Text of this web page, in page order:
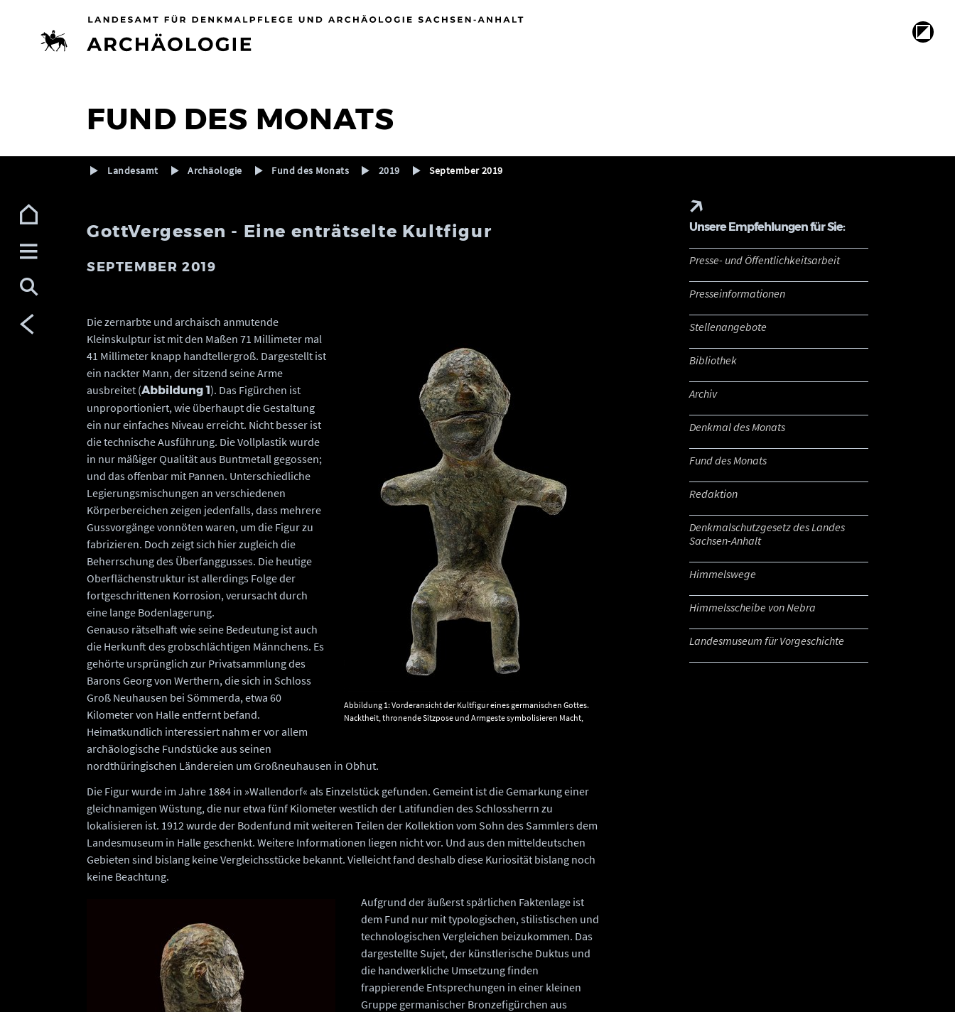
FUND DES MONATS
Landesamt Archäologie Fund des Monats 2019 September 2019
GottVergessen - Eine enträtselte Kultfigur
SEPTEMBER 2019
Abbildung 1: Vorderansicht der Kultfigur eines germanischen Gottes.
Nacktheit, thronende Sitzpose und Armgeste symbolisieren Macht,
Die zernarbte und archaisch anmutende
Kleinskulptur ist mit den Maßen 71 Millimeter mal
41 Millimeter knapp handtellergroß. Dargestellt ist
ein nackter Mann, der sitzend seine Arme
ausbreitet (Abbildung 1). Das Figürchen ist
unproportioniert, wie überhaupt die Gestaltung
ein nur einfaches Niveau erreicht. Nicht besser ist
die technische Ausführung. Die Vollplastik wurde
in nur mäßiger Qualität aus Buntmetall gegossen;
und das offenbar mit Pannen. Unterschiedliche
Legierungsmischungen an verschiedenen
Körperbereichen zeigen jedenfalls, dass mehrere
Gussvorgänge vonnöten waren, um die Figur zu
fabrizieren. Doch zeigt sich hier zugleich die
Beherrschung des Überfanggusses. Die heutige
Oberflächenstruktur ist allerdings Folge der
fortgeschrittenen Korrosion, verursacht durch
eine lange Bodenlagerung.
Genauso rätselhaft wie seine Bedeutung ist auch
die Herkunft des grobschlächtigen Männchens. Es
gehörte ursprünglich zur Privatsammlung des
Barons Georg von Werthern, die sich in Schloss
Groß Neuhausen bei Sömmerda, etwa 60
Kilometer von Halle entfernt befand.
Heimatkundlich interessiert nahm er vor allem
archäologische Fundstücke aus seinen
nordthüringischen Ländereien um Großneuhausen in Obhut.
Die Figur wurde im Jahre 1884 in »Wallendorf« als Einzelstück gefunden. Gemeint ist die Gemarkung einer
gleichnamigen Wüstung, die nur etwa fünf Kilometer westlich der Latifundien des Schlossherrn zu
lokalisieren ist. 1912 wurde der Bodenfund mit weiteren Teilen der Kollektion vom Sohn des Sammlers dem
Landesmuseum in Halle geschenkt. Weitere Informationen liegen nicht vor. Und aus den mitteldeutschen
Gebieten sind bislang keine Vergleichsstücke bekannt. Vielleicht fand deshalb diese Kuriosität bislang noch
keine Beachtung.
Aufgrund der äußerst spärlichen Faktenlage ist
dem Fund nur mit typologischen, stilistischen und
technologischen Vergleichen beizukommen. Das
dargestellte Sujet, der künstlerische Duktus und
die handwerkliche Umsetzung finden
frappierende Entsprechungen in einer kleinen
Gruppe germanischer Bronzefigürchen aus
Unsere Empfehlungen für Sie:
Presse- und Öffentlichkeitsarbeit
Presseinformationen
Stellenangebote
Bibliothek
Archiv
Denkmal des Monats
Fund des Monats
Redaktion
Denkmalschutzgesetz des Landes
Sachsen-Anhalt
Himmelswege
Himmelsscheibe von Nebra
Landesmuseum für Vorgeschichte